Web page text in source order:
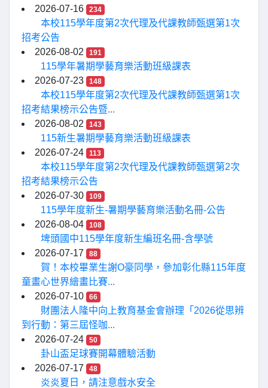
2026-07-16
234
本校115學年度第2次代理及代課教師甄選第1次
招考公告
2026-08-02
191
115學年暑期學藝育樂活動班級課表
2026-07-23
148
本校115學年度第2次代理及代課教師甄選第1次
招考結果榜示公告暨...
2026-08-02
143
115新生暑期學藝育樂活動班級課表
2026-07-24
113
本校115學年度第2次代理及代課教師甄選第2次
招考結果榜示公告
2026-07-30
109
115學年度新生-暑期學藝育樂活動名冊-公告
2026-08-04
108
埤頭國中115學年度新生編班名冊-含學號
2026-07-17
88
賀！本校畢業生謝O豪同學，參加彰化縣115年度
童畫心世界繪畫比賽...
2026-07-10
66
財團法人隆中向上教育基金會辦理「2026從思辨
到行動：第三屆怪咖...
2026-07-24
50
卦山盃足球賽開幕體驗活動
2026-07-17
48
炎炎夏日，請注意戲水安全